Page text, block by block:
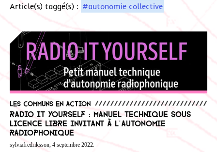
Article(s) taggé(s) : #autonomie collective
Les communs en action
Radio It Yourself : manuel technique sous
licence libre invitant à l’autonomie
radiophonique
sylviafredriksson, 4 septembre 2022.